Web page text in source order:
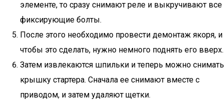
элементе, то сразу снимают реле и выкручивают все
фиксирующие болты.
После этого необходимо провести демонтаж якоря, и
чтобы это сделать, нужно немного поднять его вверх.
Затем извлекаются шпильки и теперь можно снимать
крышку стартера. Сначала ее снимают вместе с
приводом, и затем удаляют щетки.